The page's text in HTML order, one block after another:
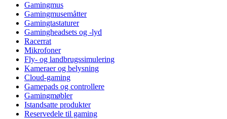
Gamingmus
Gamingmusemåtter
Gamingtastaturer
Gamingheadsets og -lyd
Racerrat
Mikrofoner
Fly- og landbrugssimulering
Kameraer og belysning
Cloud-gaming
Gamepads og controllere
Gamingmøbler
Istandsatte produkter
Reservedele til gaming